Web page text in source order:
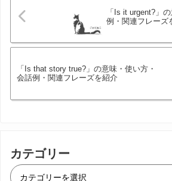
「Is it urgent?」
例・関連フレーズ
「Is that story true?」の意味・使い方・
会話例・関連フレーズを紹介
カテゴリー